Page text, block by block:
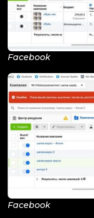
Facebook
Facebook